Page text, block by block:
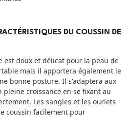
DU COUSSIN DE
est doux et délicat pour la peau de
mais il apportera également le
bonne posture. Il s'adaptera aux
croissance en se fixant au
Les sangles et les ourlets
coussin facilement pour